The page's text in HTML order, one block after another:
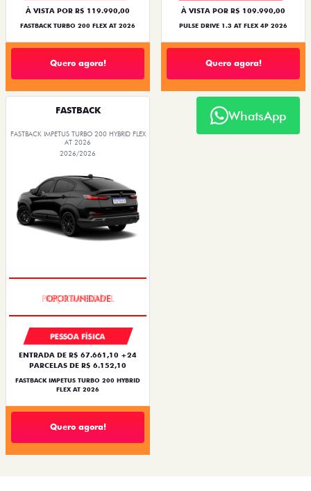
À VISTA POR R$ 119.990,00
FASTBACK TURBO 200 FLEX AT 2026
Quero agora!
À VISTA POR R$ 109.990,00
PULSE DRIVE 1.3 AT FLEX 4P 2026
Quero agora!
FASTBACK
FASTBACK IMPETUS TURBO 200 HYBRID FLEX
AT 2026
2026/2026
PESSOA FÍSICA
ENTRADA DE R$ 67.661,10 +24
PARCELAS DE R$ 6.152,10
FASTBACK IMPETUS TURBO 200 HYBRID
FLEX AT 2026
Quero agora!
WhatsApp